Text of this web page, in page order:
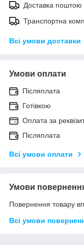
Доставка поштою
Транспортна
Всі умови доставки
Умови оплати
Післяплата
Готівкою
Оплата за
Післяплата
Всі умови оплати
Умови
Повернення товару
Всі умови